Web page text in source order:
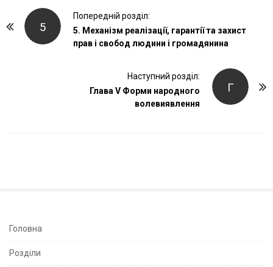
5
Попередній розділ:
5. Механізм реалізації, гарантії та захист
прав і свобод людини і громадянина
Г
Наступний розділ:
Глава V Форми народного
волевиявлення
S
Головна
Розділи